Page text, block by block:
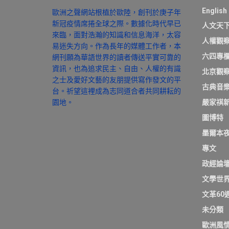
歐洲之聲網站根植於歐陸，創刊於庚子年
新冠疫情席捲全球之際。數據化時代早已
來臨，面對浩瀚的知識和信息海洋，太容
易迷失方向。作為長年的媒體工作者，本
網刊願為華語世界的讀者傳送平實可靠的
資訊，也為追求民主、自由、人權的有識
之士及愛好文藝的友朋提供寫作發文的平
台。祈望這裡成為志同道合者共同耕耘的
園地。
English
人文天
人權觀
六四專
北京觀
古典音
嚴家祺
圖博特
墨爾本
專文
政經論
文學世
文革60
未分類
歐洲風